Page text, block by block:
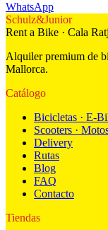
WhatsApp
Schulz&Junior
Rent a Bike · Cala
Alquiler premium de
Mallorca.
Catálogo
Bicicletas · E-
Scooters ·
Delivery
Rutas
Blog
FAQ
Contacto
Tiendas